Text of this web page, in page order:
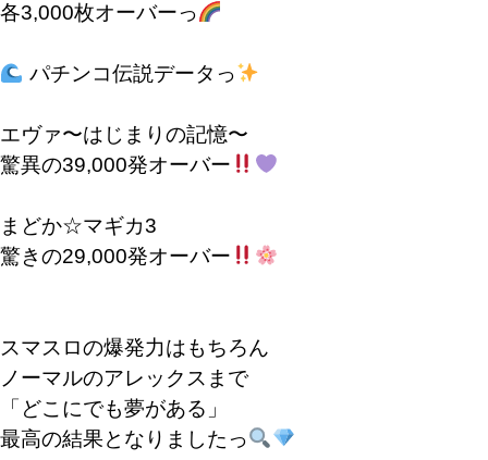
各3,000枚オーバーっ
パチンコ伝説データっ
エヴァ〜はじまりの記憶〜
驚異の39,000発オーバー
まどか☆マギカ3
驚きの29,000発オーバー
スマスロの爆発力はもちろん
ノーマルのアレックスまで
「どこにでも夢がある」
最高の結果となりましたっ